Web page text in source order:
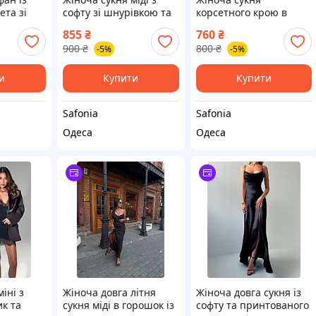
зі
софту зі шнурівкою та
відкритими плечима SF
0210
855₴
900 ₴ -5%
Купити
Safonia
Одеса
корсетного крою в
горошок із супер софту
з відкритими плечима
SF 0210
760 ₴
800 ₴ -5%
Купити
Safonia
Одеса
з
та
Жіноча довга літня
сукня міді в горошок із
Жіноча довга сукня із
софту та принтованого